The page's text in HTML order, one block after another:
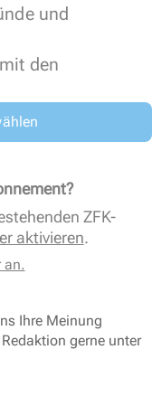
und
den
ZFK-
aktivieren.
an.
Ihre Meinung
gerne unter